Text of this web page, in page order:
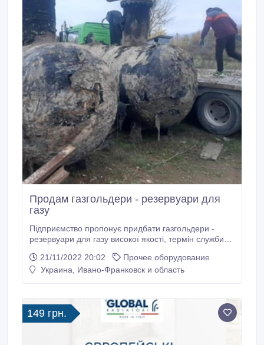
Продам газгольдери - резервуари для
газу
Підприємство пропонує придбати газгольдери -
резервуари для газу високої якості, термін служби
виробників ємнісного обладнання. У продажу є
ємності для газу об'ємом: 4, 8; 5; 25; 46; 100 м3.
можуть бути використані для: - будівництва
газонаповнювальних станцій; - виробництва газових
заправок; - будівництва резервуарних установок для
21/11/2022 20:02
Прочее оборудование
Украина, Ивано-Франковск и область
149 грн.